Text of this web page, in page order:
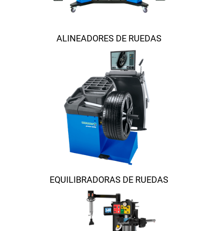
ALINEADORES DE RUEDAS
EQUILIBRADORAS DE RUEDAS